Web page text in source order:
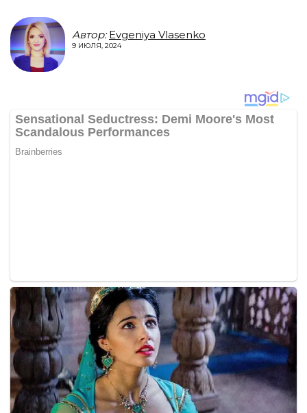
Автор: Evgeniya Vlasenko
9 ИЮЛЯ, 2024